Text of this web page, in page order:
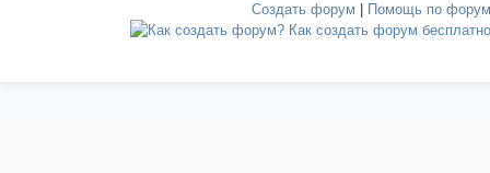
Создать форум Помощь по